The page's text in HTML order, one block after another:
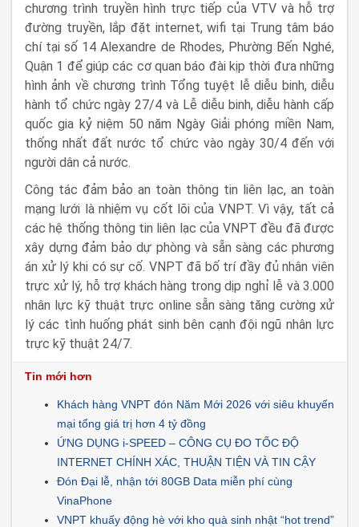
chương trình truyền hình trực tiếp của VTV và hỗ trợ
đường truyền, lắp đặt internet, wifi tại Trung tâm báo
chí tại số 14 Alexandre de Rhodes, Phường Bến Nghé,
Quận 1 để giúp các cơ quan báo đài kịp thời đưa những
hình ảnh về chương trình Tổng tuyệt lễ diễu binh, diễu
hành tổ chức ngày 27/4 và Lễ diễu binh, diễu hành cấp
quốc gia kỷ niệm 50 năm Ngày Giải phóng miền Nam,
thống nhất đất nước tổ chức vào ngày 30/4 đến với
người dân cả nước.
Công tác đảm bảo an toàn thông tin liên lạc, an toàn
mạng lưới là nhiệm vụ cốt lõi của VNPT. Vì vậy, tất cả
các hệ thống thông tin liên lạc của VNPT đều đã được
xây dựng đảm bảo dự phòng và sẵn sàng các phương
án xử lý khi có sự cố. VNPT đã bố trí đầy đủ nhân viên
trực xử lý, hỗ trợ khách hàng trong dịp nghỉ lễ và 3.000
nhân lực kỹ thuật trực online sẵn sàng tăng cường xử
lý các tình huống phát sinh bên cạnh đội ngũ nhân lực
trực kỹ thuật 24/7.
Tin mới hơn
Khách hàng VNPT đón Năm Mới 2026 với siêu khuyến
mại tổng giá trị hơn 4 tỷ đồng
ỨNG DỤNG i-SPEED – CÔNG CỤ ĐO TỐC ĐỘ
INTERNET CHÍNH XÁC, THUẬN TIỆN VÀ TIN CẬY
Đón Đại lễ, nhận tới 80GB Data miễn phí cùng
VinaPhone
VNPT khuấy động hè với kho quà sinh nhật “hot trend”